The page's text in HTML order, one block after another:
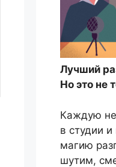
Лучший
Но это не
Каждую
в студии
магию
шутим,